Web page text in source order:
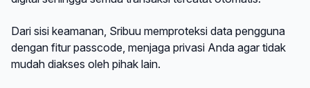
Dari sisi keamanan, Sribuu memproteksi data pengguna
dengan fitur passcode, menjaga privasi Anda agar tidak
mudah diakses oleh pihak lain.